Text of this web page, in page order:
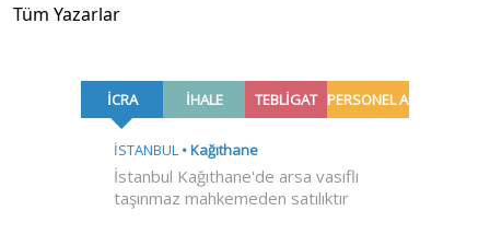
Tüm Yazarlar